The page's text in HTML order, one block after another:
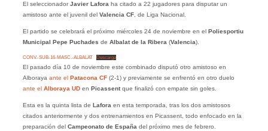
El seleccionadorJavier Lafora ha citado a 22 jugadores para disputar un
amistoso ante el juvenil del Valencia CF, de Liga Nacional.
El partido se celebrará el próximo miércoles 24 de noviembre en el Poliesportiu
Municipal Pepe Puchades de Albalat de la Ribera(Valencia).
CONV.-SUB-16-MASC.-ALBALAT Descarga
El pasado día 10 de noviembre este combinado disputó otro amistoso en
Alborayaante el Patacona CF(2-1) y previamente se enfrentó en otro duelo
ante el Alboraya UD en Picassentque finalizó con empate sin goles.
Esta es la quinta lista de Laforaen esta temporada, tras los dos amistosos
citados anteriormente y dos entrenamientos en Picassent, todo enfocado en la
preparación del Campeonato de España del próximo mes de febrero.